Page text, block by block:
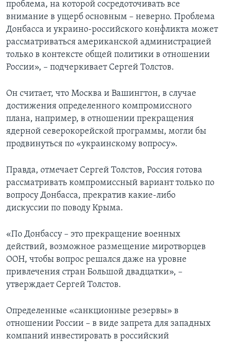
проблема, на которой сосредоточивать все
внимание в ущерб основным – неверно. Проблема
Донбасса и украино-российского конфликта может
рассматриваться американской администрацией
только в контексте общей политики в отношении
России», – подчеркивает Сергей Толстов.
Он считает, что Москва и Вашингтон, в случае
достижения определенного компромиссного
плана, например, в отношении прекращения
ядерной северокорейской программы, могли бы
продвинуться по «украинскому вопросу».
Правда, отмечает Сергей Толстов, Россия готова
рассматривать компромиссный вариант только по
вопросу Донбасса, прекратив какие-либо
дискуссии по поводу Крыма.
«По Донбассу – это прекращение военных
действий, возможное размещение миротворцев
ООН, чтобы вопрос решался даже на уровне
привлечения стран Большой двадцатки», –
утверждает Сергей Толстов.
Определенные «санкционные резервы» в
отношении России – в виде запрета для западных
компаний инвестировать в российский